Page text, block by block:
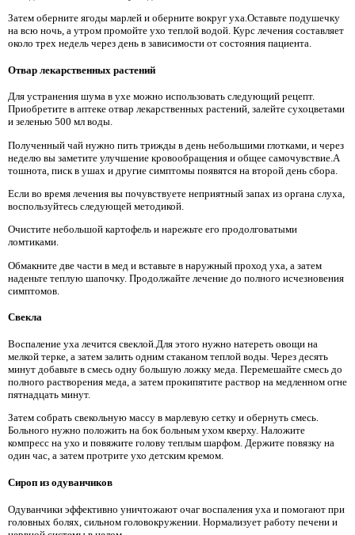
Затем оберните ягоды марлей и оберните вокруг уха.Оставьте подушечку
на всю ночь, а утром промойте ухо теплой водой. Курс лечения составляет
около трех недель через день в зависимости от состояния пациента.
Отвар лекарственных растений
Для устранения шума в ухе можно использовать следующий рецепт.
Приобретите в аптеке отвар лекарственных растений, залейте сухоцветами
и зеленью 500 мл воды.
Полученный чай нужно пить трижды в день небольшими глотками, и через
неделю вы заметите улучшение кровообращения и общее самочувствие.А
тошнота, писк в ушах и другие симптомы появятся на второй день сбора.
Если во время лечения вы почувствуете неприятный запах из органа слуха,
воспользуйтесь следующей методикой.
Очистите небольшой картофель и нарежьте его продолговатыми
ломтиками.
Обмакните две части в мед и вставьте в наружный проход уха, а затем
наденьте теплую шапочку. Продолжайте лечение до полного исчезновения
симптомов.
Свекла
Воспаление уха лечится свеклой.Для этого нужно натереть овощи на
мелкой терке, а затем залить одним стаканом теплой воды. Через десять
минут добавьте в смесь одну большую ложку меда. Перемешайте смесь до
полного растворения меда, а затем прокипятите раствор на медленном огне
пятнадцать минут.
Затем собрать свекольную массу в марлевую сетку и обернуть смесь.
Больного нужно положить на бок больным ухом кверху. Наложите
компресс на ухо и повяжите голову теплым шарфом. Держите повязку на
один час, а затем протрите ухо детским кремом.
Сироп из одуванчиков
Одуванчики эффективно уничтожают очаг воспаления уха и помогают при
головных болях, сильном головокружении. Нормализует работу печени и